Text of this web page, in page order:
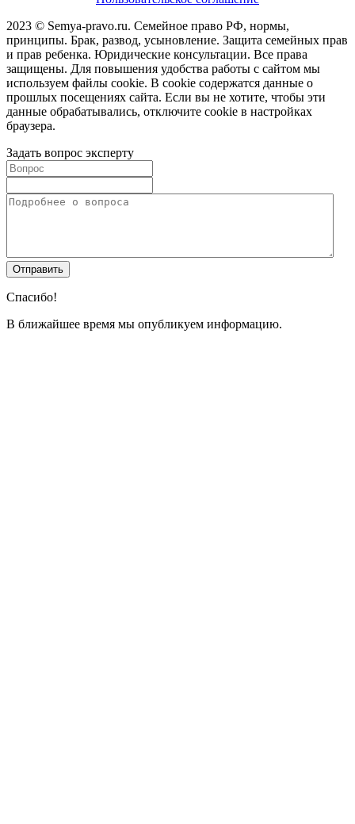
2023 © Semya-pravo.ru. Семейное право РФ, нормы,
принципы. Брак, развод, усыновление. Защита семейных прав
и прав ребенка. Юридические консультации. Все права
защищены. Для повышения удобства работы с сайтом мы
используем файлы cookie. В cookie содержатся данные о
прошлых посещениях сайта. Если вы не хотите, чтобы эти
данные обрабатывались, отключите cookie в настройках
браузера.
Задать вопрос эксперту
Спасибо!
В ближайшее время мы опубликуем информацию.